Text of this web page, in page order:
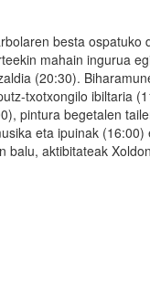
besta ospatuko
mahain ingurua
(20:30).
txotxongilo ibiltaria
pintura begetalen
eta ipuinak (16:00)
balu, aktibitateak